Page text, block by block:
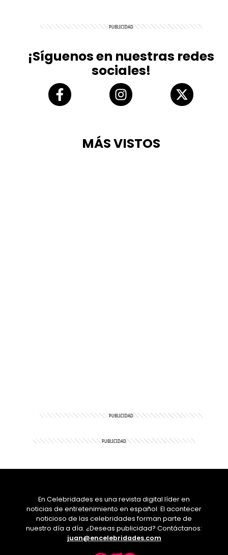
¡Síguenos en nuestras redes
sociales!
MÁS VISTOS
En Celebridades es una revista digital líder en
noticias de entretenimiento en español. El acontecer
noticioso de las celebridades forman parte de
nuestro día a día. ¿Deseas publicidad? Contáctanos:
juan@encelebridades.com